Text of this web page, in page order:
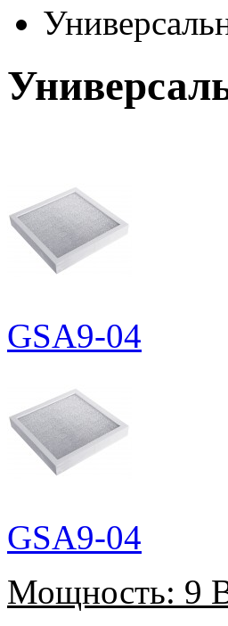
GSA9-04
GSA9-04
Мощность: 9